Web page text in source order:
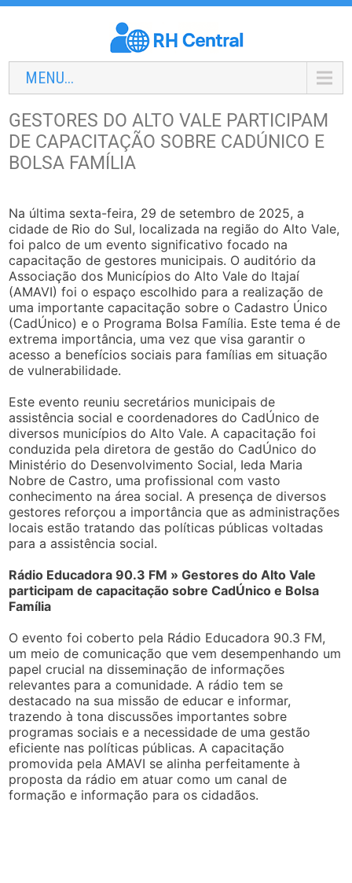
MENU...
GESTORES DO ALTO VALE PARTICIPAM
DE CAPACITAÇÃO SOBRE CADÚNICO E
BOLSA FAMÍLIA
Na última sexta-feira, 29 de setembro de 2025, a
cidade de Rio do Sul, localizada na região do Alto Vale,
foi palco de um evento significativo focado na
capacitação de gestores municipais. O auditório da
Associação dos Municípios do Alto Vale do Itajaí
(AMAVI) foi o espaço escolhido para a realização de
uma importante capacitação sobre o Cadastro Único
(CadÚnico) e o Programa Bolsa Família. Este tema é de
extrema importância, uma vez que visa garantir o
acesso a benefícios sociais para famílias em situação
de vulnerabilidade.
Este evento reuniu secretários municipais de
assistência social e coordenadores do CadÚnico de
diversos municípios do Alto Vale. A capacitação foi
conduzida pela diretora de gestão do CadÚnico do
Ministério do Desenvolvimento Social, Ieda Maria
Nobre de Castro, uma profissional com vasto
conhecimento na área social. A presença de diversos
gestores reforçou a importância que as administrações
locais estão tratando das políticas públicas voltadas
para a assistência social.
Rádio Educadora 90.3 FM » Gestores do Alto Vale
participam de capacitação sobre CadÚnico e Bolsa
Família
O evento foi coberto pela Rádio Educadora 90.3 FM,
um meio de comunicação que vem desempenhando um
papel crucial na disseminação de informações
relevantes para a comunidade. A rádio tem se
destacado na sua missão de educar e informar,
trazendo à tona discussões importantes sobre
programas sociais e a necessidade de uma gestão
eficiente nas políticas públicas. A capacitação
promovida pela AMAVI se alinha perfeitamente à
proposta da rádio em atuar como um canal de
formação e informação para os cidadãos.